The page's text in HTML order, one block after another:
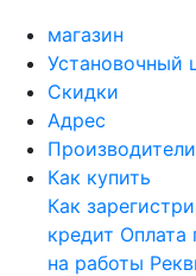
магазин
Установочный
Скидки
Адрес
Производители
Как купить
Как
кредит Оплата
на работы